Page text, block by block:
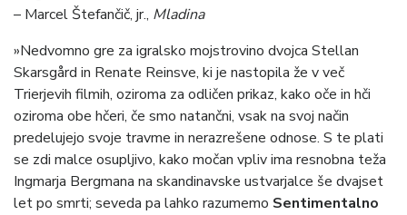
– Marcel Štefančič, jr., Mladina
»Nedvomno gre za igralsko mojstrovino dvojca Stellan
Skarsgård in Renate Reinsve, ki je nastopila že v več
Trierjevih filmih, oziroma za odličen prikaz, kako oče in hči
oziroma obe hčeri, če smo natančni, vsak na svoj način
predelujejo svoje travme in nerazrešene odnose. S te plati
se zdi malce osupljivo, kako močan vpliv ima resnobna teža
Ingmarja Bergmana na skandinavske ustvarjalce še dvajset
let po smrti; seveda pa lahko razumemo Sentimentalno